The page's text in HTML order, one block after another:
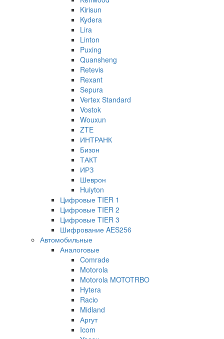
Kirisun
Kydera
Lira
Linton
Puxing
Quansheng
Retevis
Rexant
Sepura
Vertex Standard
Vostok
Wouxun
ZTE
ИНТРАНК
Бизон
ТАКТ
ИРЗ
Шеврон
Huiyton
Цифровые TIER 1
Цифровые TIER 2
Цифровые TIER 3
Шифрование AES256
Автомобильные
Аналоговые
Comrade
Motorola
Motorola MOTOTRBO
Hytera
Racio
Midland
Аргут
Icom